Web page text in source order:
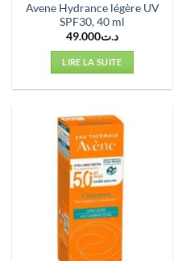
Avene Hydrance légère UV
SPF30, 40 ml
د.ت49.000
LIRE LA SUITE